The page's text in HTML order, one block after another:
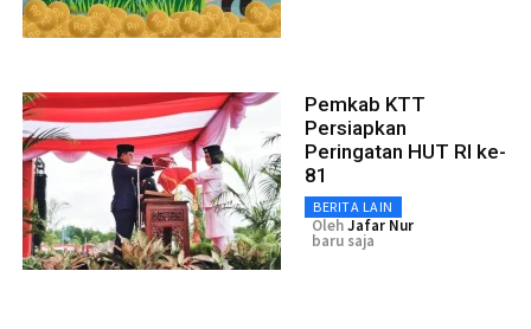
Pemkab KTT
Persiapkan
Peringatan HUT RI ke-
81
BERITA LAIN
OlehJafar Nur
baru saja